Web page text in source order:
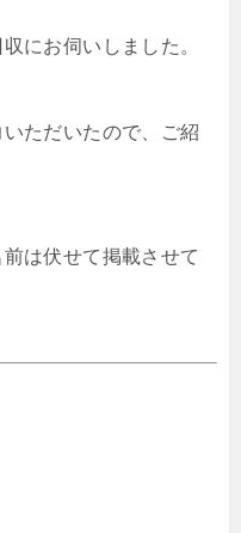
にお伺いしました。
ただいたので、ご紹
は伏せて掲載させて